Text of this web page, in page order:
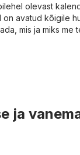
olevast
on avatud kõigile
mis ja miks me
ja